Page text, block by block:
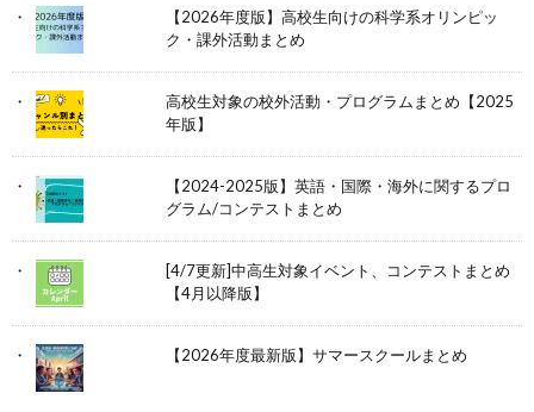
【2026年度版】高校生向けの科学系オリンピッ
ク・課外活動まとめ
高校生対象の校外活動・プログラムまとめ【2025
年版】
【2024-2025版】英語・国際・海外に関するプロ
グラム/コンテストまとめ
[4/7更新]中高生対象イベント、コンテストまとめ
【4月以降版】
【2026年度最新版】サマースクールまとめ